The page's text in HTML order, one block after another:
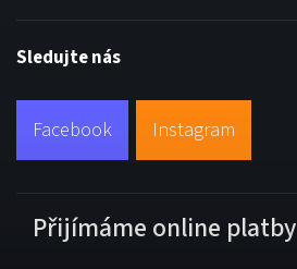
Sledujte nás
Facebook Instagram
Přijímáme online platby